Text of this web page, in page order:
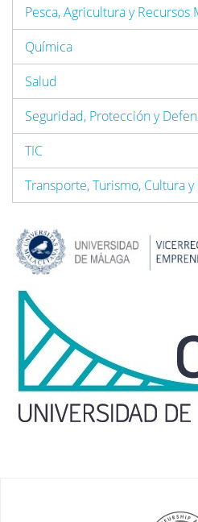
Pesca, Agricultura y Recursos
Química
Salud
Seguridad, Protección y
TIC
Transporte, Turismo, Cultura